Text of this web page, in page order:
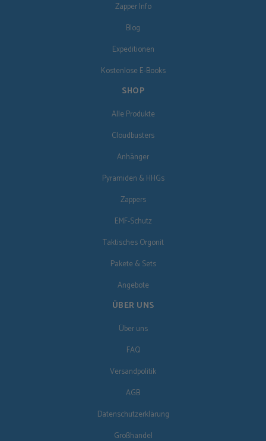
Zapper Info
Blog
Expeditionen
Kostenlose E-Books
SHOP
Alle Produkte
Cloudbusters
Anhänger
Pyramiden & HHGs
Zappers
EMF-Schutz
Taktisches Orgonit
Pakete & Sets
Angebote
ÜBER UNS
Über uns
FAQ
Versandpolitik
AGB
Datenschutzerklärung
Großhandel